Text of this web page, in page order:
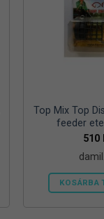
Top Mix Top
feeder
510
KOSÁRBA